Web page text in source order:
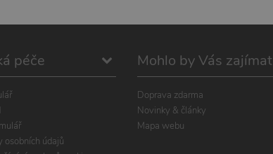
péče
osobních údajů
Mohlo by Vás zajímat
Doprava zdarma
Novinky & články
Mapa webu